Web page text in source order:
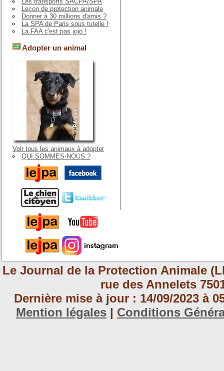
Leçon de protection animale
Donner à 30 millions d'amis ?
La SPA de Paris sous tutelle !
La FAA c'est pas jojo !
Adopter un animal
Voir tous les animaux à adopter
QUI SOMMES-NOUS ?
Le Journal de la Protection Animale
rue des Annelets
Dernière mise à jour : 14/09/2023 à
Mention légales | Conditions